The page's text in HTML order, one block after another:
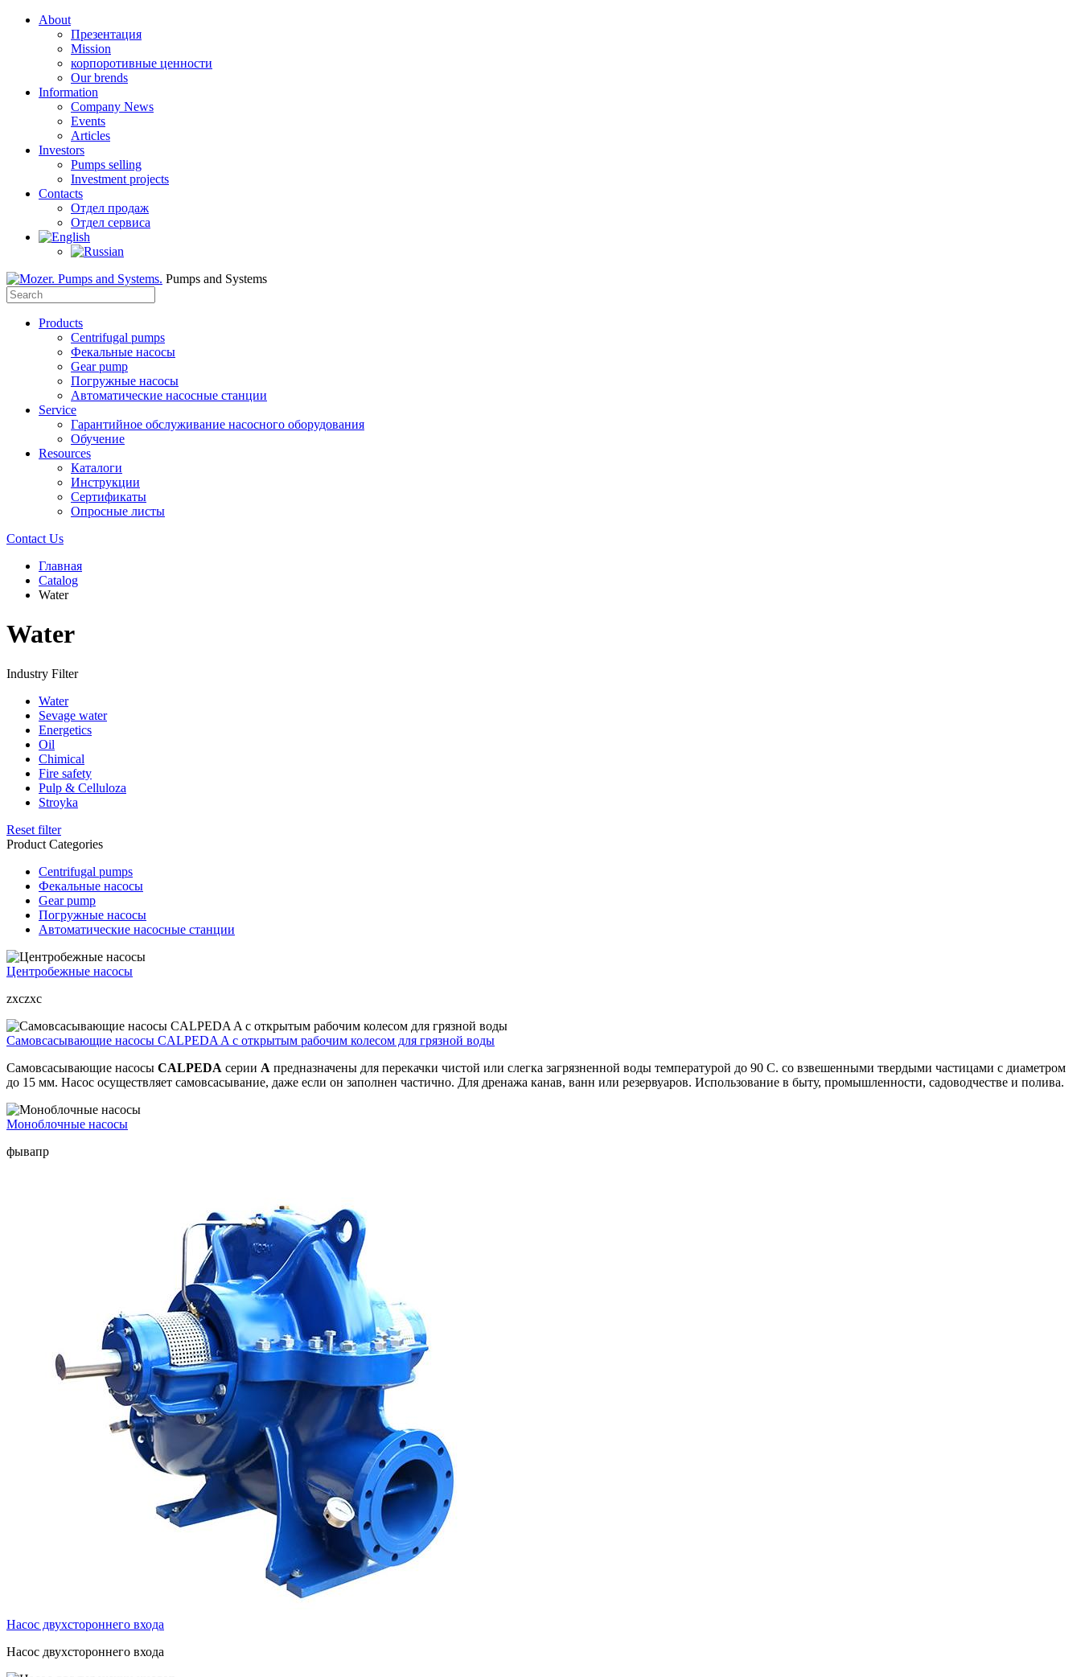
About
Презентация​
Mission
корпоротивные ценности
Our brends
Information
Company News
Events
Articles
Investors
Pumps selling
Investment projects
Contacts
Отдел продаж
Отдел сервиса
Pumps and Systems
Products
Centrifugal pumps
Фекальные насосы
Gear pump
Погружные насосы
Автоматические насосные станции
Service
Гарантийное обслуживание насосного оборудования
Обучение
Resources
Каталоги
Инструкции
Сертификаты
Опросные листы
Contact Us
Главная
Catalog
Water
Water
Industry Filter
Water
Sevage water
Energetics
Oil
Chimical
Fire safety
Pulp & Celluloza
Stroyka
Reset filter
Product Categories
Centrifugal pumps
Фекальные насосы
Gear pump
Погружные насосы
Автоматические насосные станции
Центробежные насосы
zxczxc
Самовсасывающие насосы CALPEDA A с открытым рабочим колесом для грязной воды
Самовсасывающие насосы CALPEDA серии A предназначены для перекачки чистой или слегка загрязненной воды температурой до 90 С. со взвешенными твердыми частицами с диаметром
до 15 мм. Насос осуществляет самовсасывание, даже если он заполнен частично. Для дренажа канав, ванн или резервуаров. Использование в быту, промышленности, садоводчестве и полива.
Моноблочные насосы
фывапр
Насос двухстороннего входа
Насос двухстороннего входа